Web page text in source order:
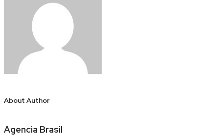
About Author
Agencia Brasil